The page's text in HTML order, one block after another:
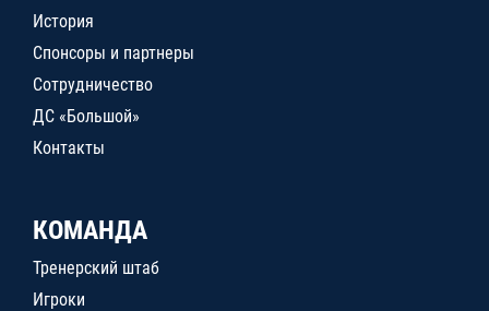
История
Спонсоры и партнеры
Сотрудничество
ДС «Большой»
Контакты
КОМАНДА
Тренерский штаб
Игроки